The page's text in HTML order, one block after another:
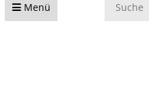
Menü